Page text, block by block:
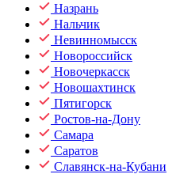
Назрань
Нальчик
Невинномысск
Новороссийск
Новочеркасск
Новошахтинск
Пятигорск
Ростов-на-Дону
Самара
Саратов
Славянск-на-Кубани